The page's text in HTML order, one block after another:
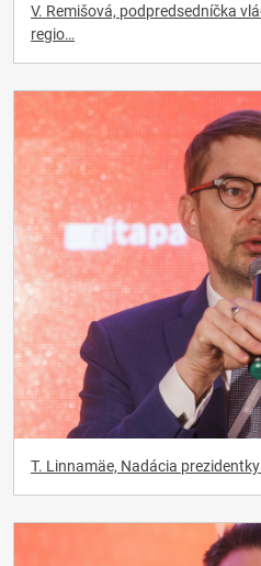
V. Remišová, podpredsedníčka
regio…
T. Linnamäe, Nadácia